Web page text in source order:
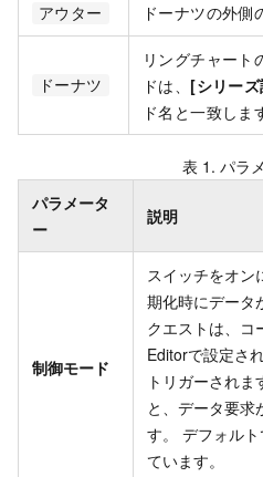
アウター ドーナツの外側
ドーナツ
リングチャート
ドは、 [シリー
ド名と一致しま
表 1.パラ
パラメータ
ー
説明
制御モード
スイッチをオン
期化時にデータ
クエストは、コ
Editorで設定さ
トリガーされ
と、データ要求
す。 デフォル
ています。